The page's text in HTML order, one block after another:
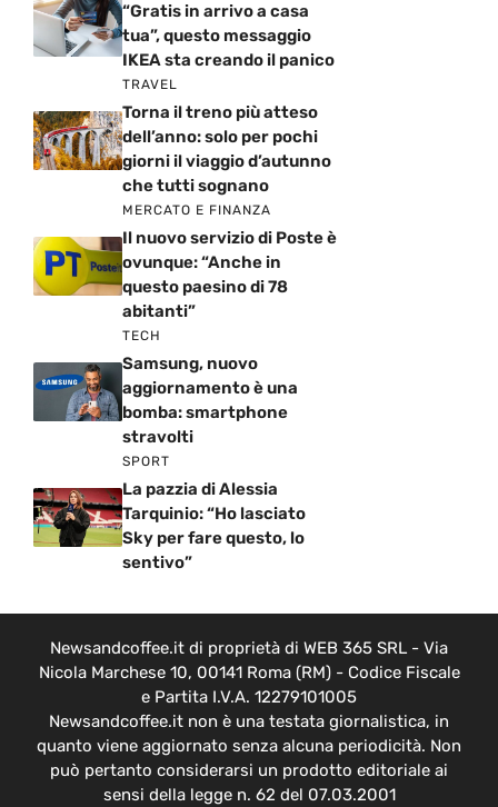
“Gratis in arrivo a casa
tua”, questo messaggio
IKEA sta creando il panico
TRAVEL
Torna il treno più atteso
dell’anno: solo per pochi
giorni il viaggio d’autunno
che tutti sognano
MERCATO E FINANZA
Il nuovo servizio di Poste è
ovunque: “Anche in
questo paesino di 78
abitanti”
TECH
Samsung, nuovo
aggiornamento è una
bomba: smartphone
stravolti
SPORT
La pazzia di Alessia
Tarquinio: “Ho lasciato
Sky per fare questo, lo
sentivo”
Newsandcoffee.it di proprietà di WEB 365 SRL - Via
Nicola Marchese 10, 00141 Roma (RM) - Codice Fiscale
e Partita I.V.A. 12279101005
Newsandcoffee.it non è una testata giornalistica, in
quanto viene aggiornato senza alcuna periodicità. Non
può pertanto considerarsi un prodotto editoriale ai
sensi della legge n. 62 del 07.03.2001